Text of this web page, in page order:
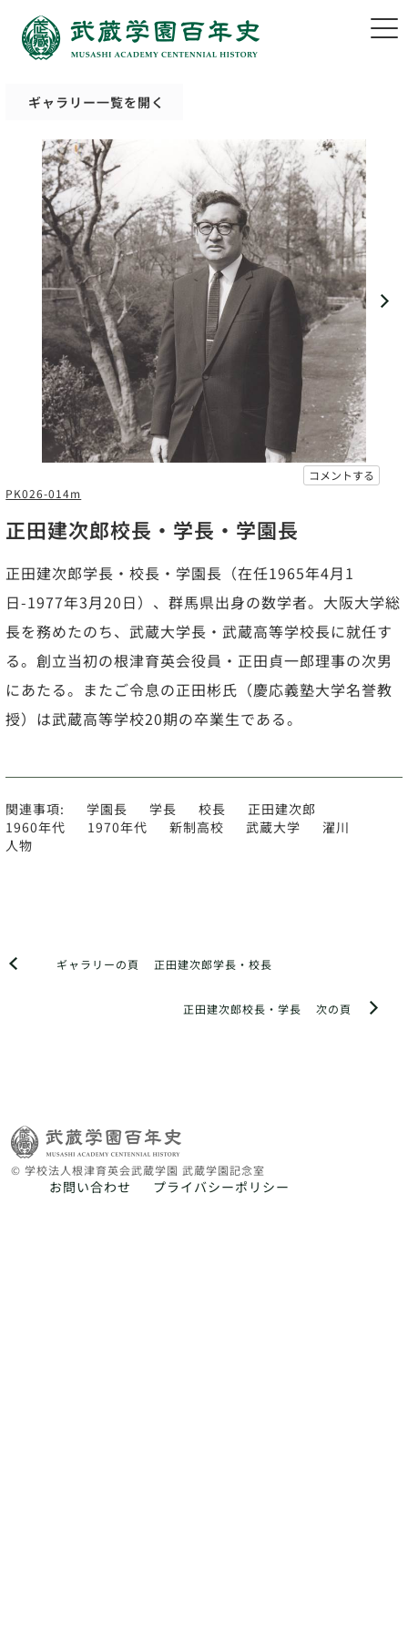
ギャラリー一覧を開く
コメントする
PK026-014m
正田建次郎校長・学長・学園長
正田建次郎学長・校長・学園長（在任1965年4月1
日-1977年3月20日）、群馬県出身の数学者。大阪大学総
長を務めたのち、武蔵大学長・武蔵高等学校長に就任す
る。創立当初の根津育英会役員・正田貞一郎理事の次男
にあたる。またご令息の正田彬氏（慶応義塾大学名誉教
授）は武蔵高等学校20期の卒業生である。
関連事項: 学園長 学長 校長
正田建次郎
1960年代
1970年代 新制高校 武蔵大学
濯川
人物
ギャラリーの頁 正田建次郎学長・校長
次の頁
正田建次郎校長・学長
© 学校法人根津育英会武蔵学園 武蔵学園記念室
お問い合わせ プライバシーポリシー